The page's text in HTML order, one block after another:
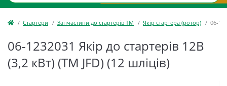
Стартери Запчастини до стартерів ТМ Якір стартера (ротор) 06-
06-1232031 Якір до стартерів 12В
(3,2 кВт) (TM JFD) (12 шліців)